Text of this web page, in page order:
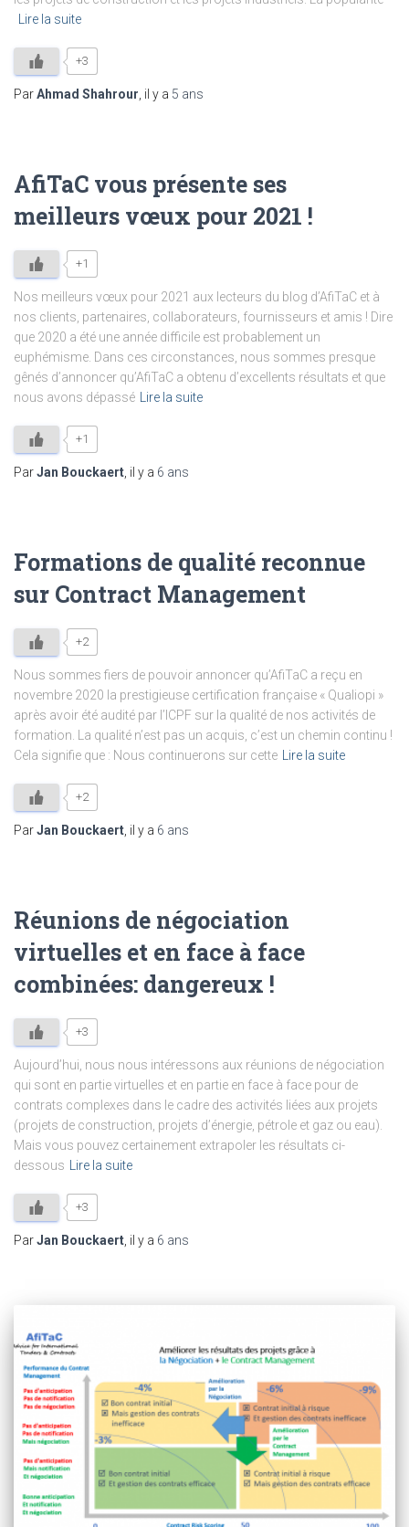
Lire la suite
+3
ParAhmad Shahrour , il y a 5 ans
AfiTaC vous présente ses
meilleurs vœux pour 2021 !
+1
Nos meilleurs vœux pour 2021 aux lecteurs du blog d’AfiTaC et à
nos clients, partenaires, collaborateurs, fournisseurs et amis ! Dire
que 2020 a été une année difficile est probablement un
euphémisme. Dans ces circonstances, nous sommes presque
gênés d’annoncer qu’AfiTaC a obtenu d’excellents résultats et que
nous avons dépassé
Lire la suite
+1
ParJan Bouckaert , il y a 6 ans
Formations de qualité reconnue
sur Contract Management
+2
Nous sommes fiers de pouvoir annoncer qu’AfiTaC a reçu en
novembre 2020 la prestigieuse certification française « Qualiopi »
après avoir été audité par l’ICPF sur la qualité de nos activités de
formation. La qualité n’est pas un acquis, c’est un chemin continu !
Cela signifie que : Nous continuerons sur cette
Lire la suite
+2
ParJan Bouckaert , il y a 6 ans
Réunions de négociation
virtuelles et en face à face
combinées: dangereux !
+3
Aujourd’hui, nous nous intéressons aux réunions de négociation
qui sont en partie virtuelles et en partie en face à face pour de
contrats complexes dans le cadre des activités liées aux projets
(projets de construction, projets d’énergie, pétrole et gaz ou eau).
Mais vous pouvez certainement extrapoler les résultats ci-
dessous
Lire la suite
+3
ParJan Bouckaert , il y a 6 ans